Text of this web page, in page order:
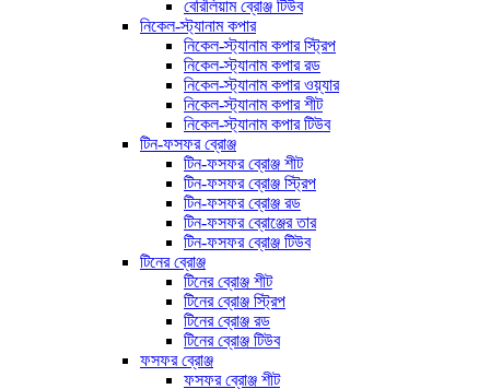
বেরিলিয়াম ব্রোঞ্জ টিউব
নিকেল-স্ট্যানাম কপার
নিকেল-স্ট্যানাম কপার স্ট্রিপ
নিকেল-স্ট্যানাম কপার রড
নিকেল-স্ট্যানাম কপার ওয়্যার
নিকেল-স্ট্যানাম কপার শীট
নিকেল-স্ট্যানাম কপার টিউব
টিন-ফসফর ব্রোঞ্জ
টিন-ফসফর ব্রোঞ্জ শীট
টিন-ফসফর ব্রোঞ্জ স্ট্রিপ
টিন-ফসফর ব্রোঞ্জ রড
টিন-ফসফর ব্রোঞ্জের তার
টিন-ফসফর ব্রোঞ্জ টিউব
টিনের ব্রোঞ্জ
টিনের ব্রোঞ্জ শীট
টিনের ব্রোঞ্জ স্ট্রিপ
টিনের ব্রোঞ্জ রড
টিনের ব্রোঞ্জ টিউব
ফসফর ব্রোঞ্জ
ফসফর ব্রোঞ্জ শীট